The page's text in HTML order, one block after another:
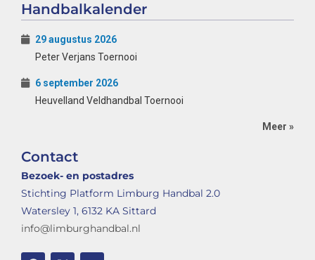
Handbalkalender
29 augustus 2026
Peter Verjans Toernooi
6 september 2026
Heuvelland Veldhandbal Toernooi
Meer »
Contact
Bezoek- en postadres
Stichting Platform Limburg Handbal 2.0
Watersley 1, 6132 KA Sittard
info@limburghandbal.nl